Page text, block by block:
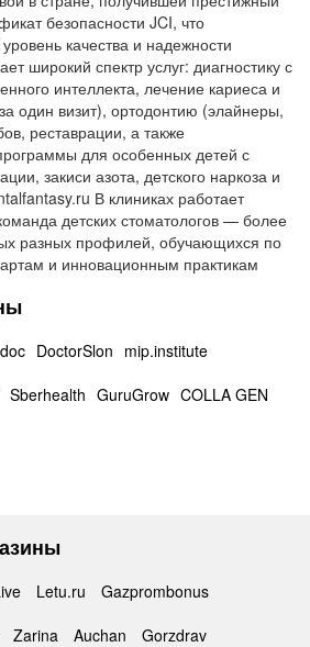
безопасности JCI, что
качества и надежности
широкий спектр услуг: диагностику с
интеллекта, лечение кариеса и
один визит), ортодонтию (элайнеры,
реставрации, а также
для особенных детей с
закиси азота, детского наркоза и
В клиниках работает
детских стоматологов — более
разных профилей, обучающихся по
и инновационным практикам
DoctorSlon mip.institute
Sberhealth GuruGrow COLLA GEN
Letu.ru
Gazprombonus
Zarina Auchan Gorzdrav